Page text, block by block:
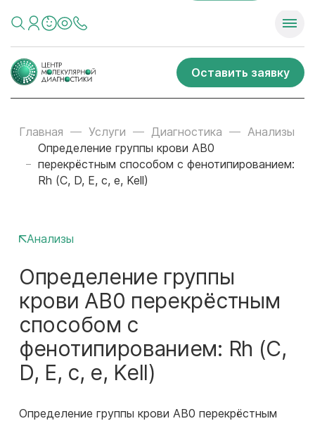
Оставить заявку
Главная Услуги Диагностика
Анализы
Определение группы крови AB0
перекрёстным способом с фенотипированием:
Rh (C, D, E, c, e, Kell)
Анализы
Определение группы
крови AB0 перекрёстным
способом с
фенотипированием: Rh (C,
D, E, c, e, Kell)
Определение группы крови AB0 перекрёстным